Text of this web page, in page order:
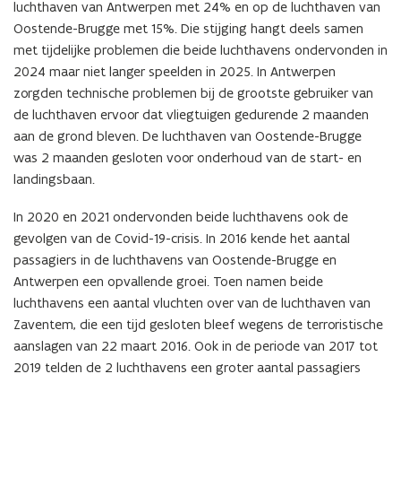
d
e
f
i
n
i
t
i
e
luchthaven van Antwerpen met 24% en op de luchthaven van
Oostende-Brugge met 15%. Die stijging hangt deels samen
met tijdelijke problemen die beide luchthavens ondervonden in
2024 maar niet langer speelden in 2025. In Antwerpen
zorgden technische problemen bij de grootste gebruiker van
de luchthaven ervoor dat vliegtuigen gedurende 2 maanden
aan de grond bleven. De luchthaven van Oostende-Brugge
was 2 maanden gesloten voor onderhoud van de start- en
landingsbaan.
In 2020 en 2021 ondervonden beide luchthavens ook de
gevolgen van de Covid-19-crisis. In 2016 kende het aantal
passagiers in de luchthavens van Oostende-Brugge en
Antwerpen een opvallende groei. Toen namen beide
luchthavens een aantal vluchten over van de luchthaven van
Zaventem, die een tijd gesloten bleef wegens de terroristische
aanslagen van 22 maart 2016. Ook in de periode van 2017 tot
2019 telden de 2 luchthavens een groter aantal passagiers